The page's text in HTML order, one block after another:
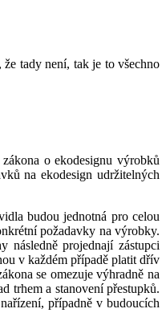
tady není, tak je to všechno
o ekodesignu výrobků
na ekodesign udržitelných
budou jednotná pro celou
požadavky na výrobky.
následně projednají zástupci
v každém případě platit dřív
se omezuje výhradně na
trhem a stanovení přestupků.
případně v budoucích